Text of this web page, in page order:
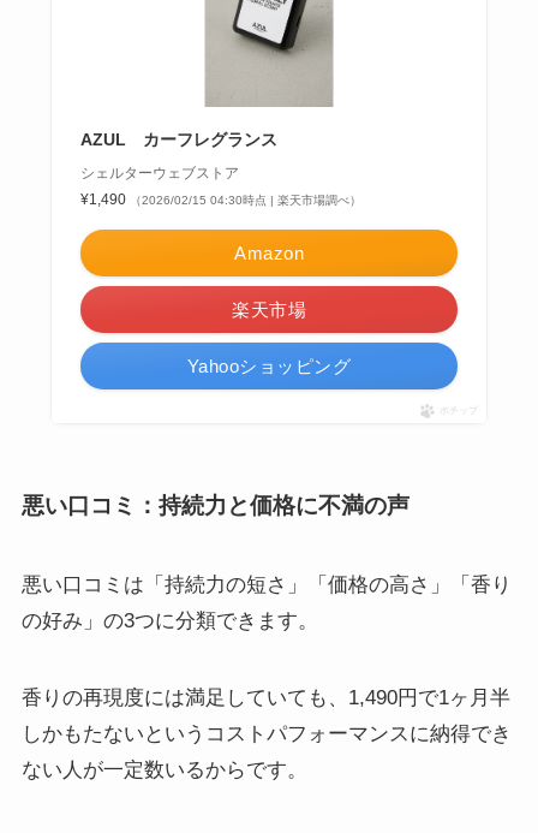
AZUL カーフレグランス
シェルターウェブストア
¥1,490
（2026/02/15 04:30時点 | 楽天市場調べ）
Amazon
楽天市場
Yahooショッピング
ポチップ
悪い口コミ：持続力と価格に不満の声
悪い口コミは「持続力の短さ」「価格の高さ」「香り
の好み」の3つに分類できます。
香りの再現度には満足していても、1,490円で1ヶ月半
しかもたないというコストパフォーマンスに納得でき
ない人が一定数いるからです。